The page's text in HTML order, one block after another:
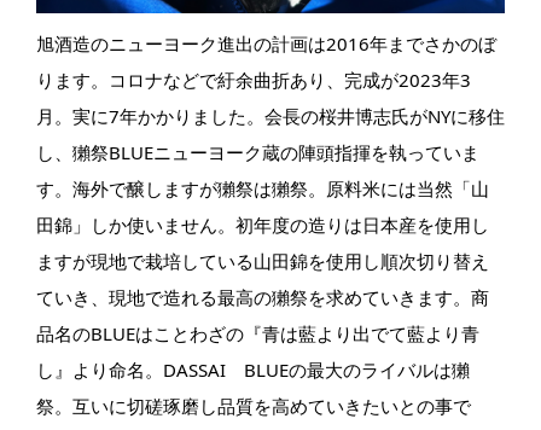
旭酒造のニューヨーク進出の計画は2016年までさかのぼ
ります。コロナなどで紆余曲折あり、完成が2023年3
月。実に7年かかりました。会長の桜井博志氏がNYに移住
し、獺祭BLUEニューヨーク蔵の陣頭指揮を執っていま
す。海外で醸しますが獺祭は獺祭。原料米には当然「山
田錦」しか使いません。初年度の造りは日本産を使用し
ますが現地で栽培している山田錦を使用し順次切り替え
ていき、現地で造れる最高の獺祭を求めていきます。商
品名のBLUEはことわざの『青は藍より出でて藍より青
し』より命名。DASSAI BLUEの最大のライバルは獺
祭。互いに切磋琢磨し品質を高めていきたいとの事で